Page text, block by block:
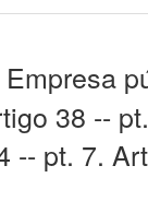
38 --
-- pt. 7.